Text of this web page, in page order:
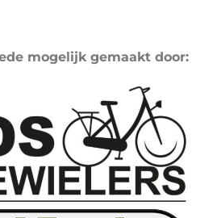
mogelijk gemaakt door: